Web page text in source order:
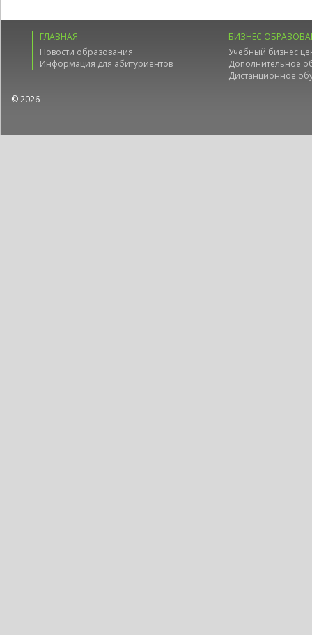
ГЛАВНАЯ
Новости образования
Информация для абитуриентов
БИЗНЕС
Учебный бизнес
Дополнительное
Дистанционное
© 2026